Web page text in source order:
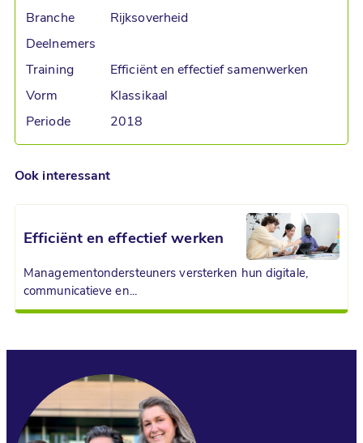
Branche
Rijksoverheid
Deelnemers
Training
Efficiënt en effectief samenwerken
Vorm
Klassikaal
Periode
2018
Ook interessant
Efficiënt en effectief werken
Managementondersteuners ver­ster­ken hun digitale,
communicatieve en...